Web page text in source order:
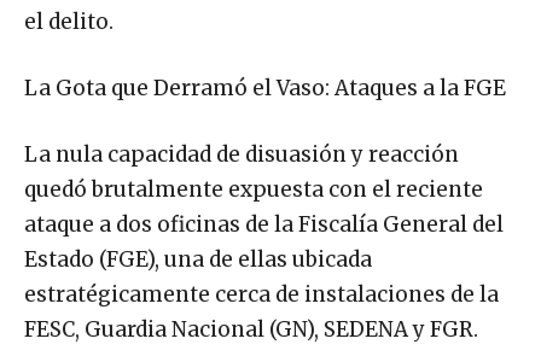
el delito.
La Gota que Derramó el Vaso: Ataques a la FGE
La nula capacidad de disuasión y reacción
quedó brutalmente expuesta con el reciente
ataque a dos oficinas de la Fiscalía General del
Estado (FGE), una de ellas ubicada
estratégicamente cerca de instalaciones de la
FESC, Guardia Nacional (GN), SEDENA y FGR.